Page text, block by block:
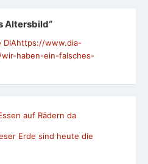
Altersbild“
https://www.dia-
haben-ein-falsches-
auf Rädern da
Erde sind heute die